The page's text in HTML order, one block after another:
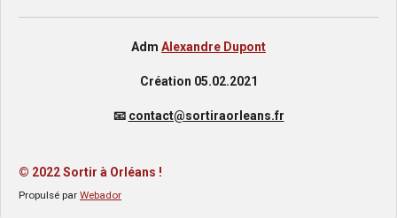
Adm Alexandre Dupont
Création 05.02.2021
📧 contact@sortiraorleans.fr
© 2022 Sortir à Orléans !
Propulsé par Webador